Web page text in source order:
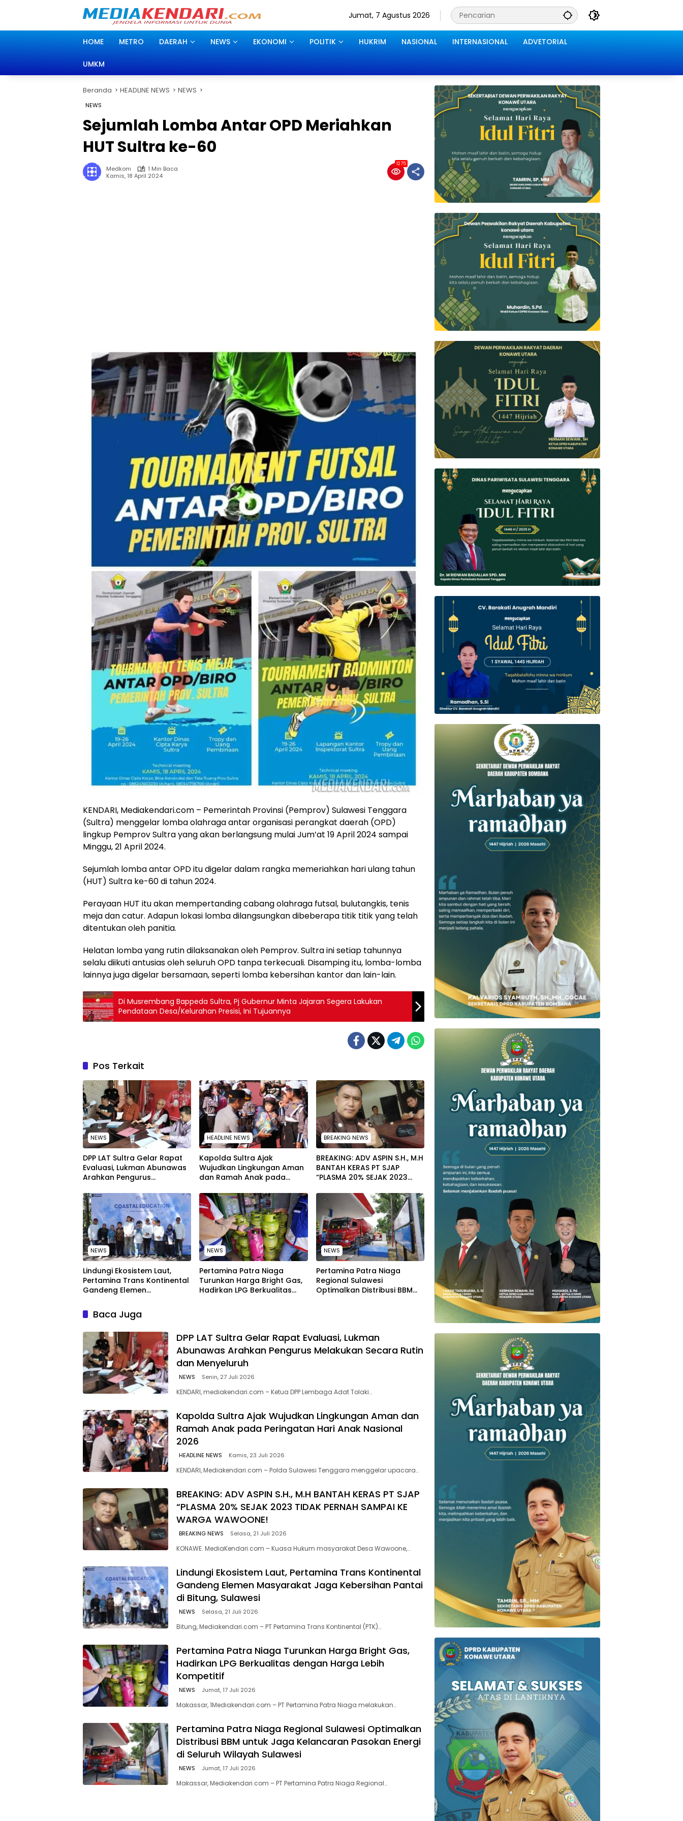
Jumat, 7 Agustus 2026
HOME METRO DAERAH NEWS EKONOMI POLITIK HUKRIM NASIONAL INTERNASIONAL ADVETORIAL
UMKM
Beranda HEADLINE NEWS NEWS
NEWS
Sejumlah Lomba Antar OPD Meriahkan
HUT Sultra ke-60
Medkom
1 Min Baca
Kamis, 18 April 2024
1275
KENDARI, Mediakendari.com – Pemerintah Provinsi (Pemprov) Sulawesi Tenggara
(Sultra) menggelar lomba olahraga antar organisasi perangkat daerah (OPD)
lingkup Pemprov Sultra yang akan berlangsung mulai Jum’at 19 April 2024 sampai
Minggu, 21 April 2024.
Sejumlah lomba antar OPD itu digelar dalam rangka memeriahkan hari ulang tahun
(HUT) Sultra ke-60 di tahun 2024.
Perayaan HUT itu akan mempertanding cabang olahraga futsal, bulutangkis, tenis
meja dan catur. Adapun lokasi lomba dilangsungkan dibeberapa titik titik yang telah
ditentukan oleh panitia.
Helatan lomba yang rutin dilaksanakan oleh Pemprov. Sultra ini setiap tahunnya
selalu diikuti antusias oleh seluruh OPD tanpa terkecuali. Disamping itu, lomba-lomba
lainnya juga digelar bersamaan, seperti lomba kebersihan kantor dan lain-lain.
Di Musrembang Bappeda Sultra, Pj Gubernur Minta Jajaran Segera Lakukan
Pendataan Desa/Kelurahan Presisi, Ini Tujuannya
Pos Terkait
NEWS
‎DPP LAT Sultra Gelar Rapat
Evaluasi, Lukman Abunawas
Arahkan Pengurus
Menyeluruh
HEADLINE NEWS
Kapolda Sultra Ajak
Wujudkan Lingkungan Aman
dan Ramah Anak pada
Nasional 2026
BREAKING NEWS
BREAKING: ADV ASPIN S.H., M.H
BANTAH KERAS PT SJAP
“PLASMA 20% SEJAK 2023
WARGA WAWOONE!
NEWS
Lindungi Ekosistem Laut,
Pertamina Trans Kontinental
Gandeng Elemen
Kebersihan Pantai di Bitung,
Sulawesi
NEWS
Pertamina Patra Niaga
Turunkan Harga Bright Gas,
Hadirkan LPG Berkualitas
NEWS
Pertamina Patra Niaga
Regional Sulawesi
Optimalkan Distribusi BBM
Baca Juga
‎DPP LAT Sultra Gelar Rapat Evaluasi, Lukman
Abunawas Arahkan Pengurus Melakukan Secara Rutin
dan Menyeluruh
NEWS Senin, 27 Juli 2026
KENDARI, mediakendari.com – Ketua DPP Lembaga Adat Tolaki…
Kapolda Sultra Ajak Wujudkan Lingkungan Aman dan
Ramah Anak pada Peringatan Hari Anak Nasional
2026
HEADLINE NEWS Kamis, 23 Juli 2026
KENDARI, Mediakendari.com – Polda Sulawesi Tenggara menggelar upacara…
BREAKING: ADV ASPIN S.H., M.H BANTAH KERAS PT SJAP
“PLASMA 20% SEJAK 2023 TIDAK PERNAH SAMPAI KE
WARGA WAWOONE!
BREAKING NEWS Selasa, 21 Juli 2026
KONAWE. MediaKendari.com – Kuasa Hukum masyarakat Desa Wawoone,…
Lindungi Ekosistem Laut, Pertamina Trans Kontinental
Gandeng Elemen Masyarakat Jaga Kebersihan Pantai
di Bitung, Sulawesi
NEWS Selasa, 21 Juli 2026
Bitung, Mediakendari.com – PT Pertamina Trans Kontinental (PTK)…
Pertamina Patra Niaga Turunkan Harga Bright Gas,
Hadirkan LPG Berkualitas dengan Harga Lebih
Kompetitif
NEWS Jumat, 17 Juli 2026
Makassar, 1Mediakendari.com – PT Pertamina Patra Niaga melakukan…
Pertamina Patra Niaga Regional Sulawesi Optimalkan
Distribusi BBM untuk Jaga Kelancaran Pasokan Energi
di Seluruh Wilayah Sulawesi
NEWS Jumat, 17 Juli 2026
Makassar, Mediakendari.com – PT Pertamina Patra Niaga Regional…